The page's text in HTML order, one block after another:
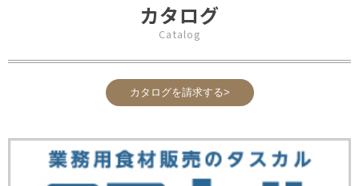
カタログ
Catalog
カタログを請求する>